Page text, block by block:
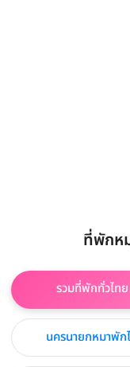
ที่พักห
รวมที่พักทั่วไทย
นครนายกหมาพัก